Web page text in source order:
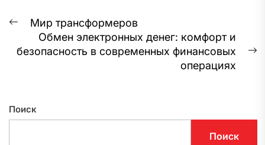
Навигация
по
записям
Предыдущая
запись:
Мир трансформеров
Обмен электронных денег: комфорт и
безопасность в современных финансовых
операциях
Поиск
Поиск